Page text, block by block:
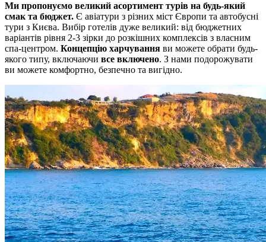
Ми пропонуємо великий асортимент турів на будь-який
смак та бюджет. Є авіатури з різних міст Європи та автобусні
тури з Києва. Вибір готелів дуже великий: від бюджетних
варіантів рівня 2-3 зірки до розкішних комплексів з власним
спа-центром. Концепцію харчування ви можете обрати будь-
якого типу, включаючи все включено. З нами подорожувати
ви можете комфортно, безпечно та вигідно.